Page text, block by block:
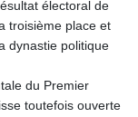
électoral de
troisième place et
dynastie politique
du Premier
toutefois ouverte